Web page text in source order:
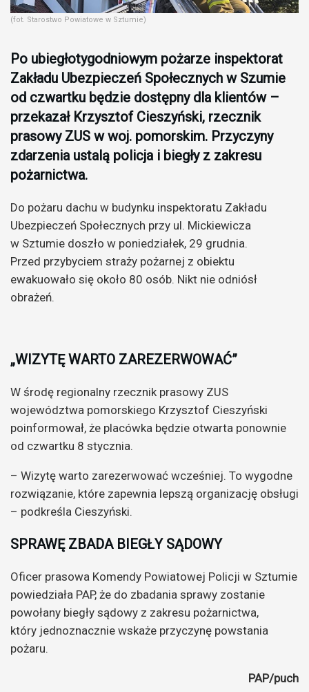
(fot. Starostwo Powiatowe w Sztumie)
Po ubiegłotygodniowym pożarze inspektorat
Zakładu Ubezpieczeń Społecznych w Szumie
od czwartku będzie dostępny dla klientów –
przekazał Krzysztof Cieszyński, rzecznik
prasowy ZUS w woj. pomorskim. Przyczyny
zdarzenia ustalą policja i biegły z zakresu
pożarnictwa.
Do pożaru dachu w budynku inspektoratu Zakładu
Ubezpieczeń Społecznych przy ul. Mickiewicza
w Sztumie doszło w poniedziałek, 29 grudnia.
Przed przybyciem straży pożarnej z obiektu
ewakuowało się około 80 osób. Nikt nie odniósł
obrażeń.
„WIZYTĘ WARTO ZAREZERWOWAĆ”
W środę regionalny rzecznik prasowy ZUS
województwa pomorskiego Krzysztof Cieszyński
poinformował, że placówka będzie otwarta ponownie
od czwartku 8 stycznia.
– Wizytę warto zarezerwować wcześniej. To wygodne
rozwiązanie, które zapewnia lepszą organizację obsługi
– podkreśla Cieszyński.
SPRAWĘ ZBADA BIEGŁY SĄDOWY
Oficer prasowa Komendy Powiatowej Policji w Sztumie
powiedziała PAP, że do zbadania sprawy zostanie
powołany biegły sądowy z zakresu pożarnictwa,
który jednoznacznie wskaże przyczynę powstania
pożaru.
PAP/puch